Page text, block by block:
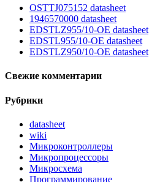
OSTTJ075152 datasheet
1946570000 datasheet
EDSTLZ955/10-OE datasheet
EDSTL955/10-OE datasheet
EDSTLZ950/10-OE datasheet
Свежие комментарии
Рубрики
datasheet
wiki
Микроконтроллеры
Микропроцессоры
Микросхема
Программирование